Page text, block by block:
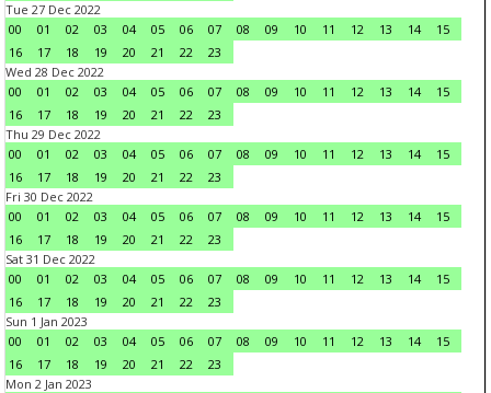
Tue 27 Dec 2022
00
01 02 03 04 05 06 07 08 09 10 11 12 13 14
15
16
17 18 19 20 21 22
23
Wed 28 Dec 2022
00
01 02 03 04 05 06 07 08 09 10 11 12 13 14
15
16
17 18 19 20 21 22
23
Thu 29 Dec 2022
00
01 02 03 04 05 06 07 08 09 10 11 12 13 14
15
16
17 18 19 20 21 22
23
Fri 30 Dec 2022
00
01 02 03 04 05 06 07 08 09 10 11 12 13 14
15
16
17 18 19 20 21 22
23
Sat 31 Dec 2022
00
01 02 03 04 05 06 07 08 09 10 11 12 13 14
15
16
17 18 19 20 21 22
23
Sun 1 Jan 2023
00
01 02 03 04 05 06 07 08 09 10 11 12 13 14
15
16
17 18 19 20 21 22
23
Mon 2 Jan 2023